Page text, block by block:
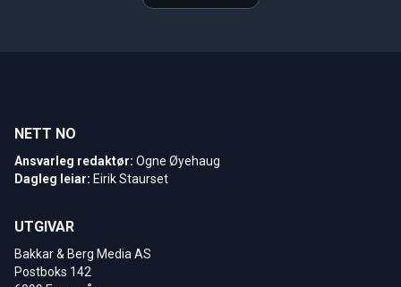
NETT NO
Ansvarleg redaktør: Ogne Øyehaug
Dagleg leiar: Eirik Staurset
UTGIVAR
Bakkar & Berg Media AS
Postboks 142